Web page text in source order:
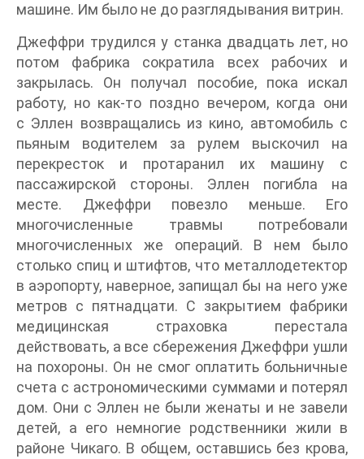
машине. Им было не до разглядывания витрин.
Джеффри трудился у станка двадцать лет, но
потом фабрика сократила всех рабочих и
закрылась. Он получал пособие, пока искал
работу, но как-то поздно вечером, когда они
с Эллен возвращались из кино, автомобиль с
пьяным водителем за рулем выскочил на
перекресток и протаранил их машину с
пассажирской стороны. Эллен погибла на
месте. Джеффри повезло меньше. Его
многочисленные травмы потребовали
многочисленных же операций. В нем было
столько спиц и штифтов, что металлодетектор
в аэропорту, наверное, запищал бы на него уже
метров с пятнадцати. С закрытием фабрики
медицинская страховка перестала
действовать, а все сбережения Джеффри ушли
на похороны. Он не смог оплатить больничные
счета c астрономическими суммами и потерял
дом. Они с Эллен не были женаты и не завели
детей, а его немногие родственники жили в
районе Чикаго. В общем, оставшись без крова,